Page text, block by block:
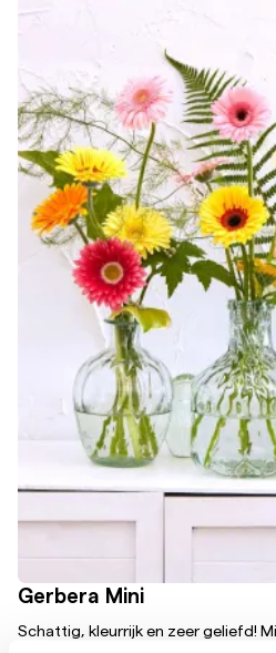
Gerbera Mini
Schattig, kleurrijk en zeer geliefd!